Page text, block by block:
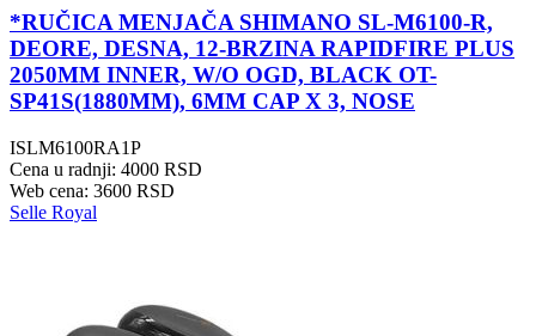
*RUČICA MENJAČA SHIMANO SL-M6100-R,
DEORE, DESNA, 12-BRZINA RAPIDFIRE PLUS
2050MM INNER, W/O OGD, BLACK OT-
SP41S(1880MM), 6MM CAP X 3, NOSE
ISLM6100RA1P
Cena u radnji: 4000 RSD
Web cena: 3600 RSD
Selle Royal